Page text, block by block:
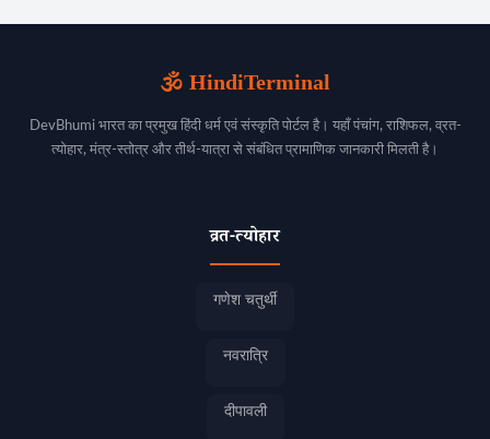
🕉️ HindiTerminal
DevBhumi भारत का प्रमुख हिंदी धर्म एवं संस्कृति पोर्टल है। यहाँ पंचांग, राशिफल, व्रत-
त्योहार, मंत्र-स्तोत्र और तीर्थ-यात्रा से संबंधित प्रामाणिक जानकारी मिलती है।
व्रत-त्योहार
गणेश चतुर्थी
नवरात्रि
दीपावली